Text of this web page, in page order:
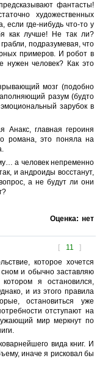
фантасты!
художественных
если где-нибудь что-то у
как лучше! Не так ли?
подразумевая, что
примеров. И робот в
нужен человек? Как это
мозг (подобно
разум (будто
зарубок в
Анакс, главная героиня
романа, это поняла на
а человек непременно
и андроиды восстанут,
а не будут ли они
Оценка: нет
[ 11 ]
которое хочется
и обычно заставляю
я остановился,
и из этого правила
остановиться уже
отступают на
мир меркнут по
вида книг. И
иначе я рисковал бы